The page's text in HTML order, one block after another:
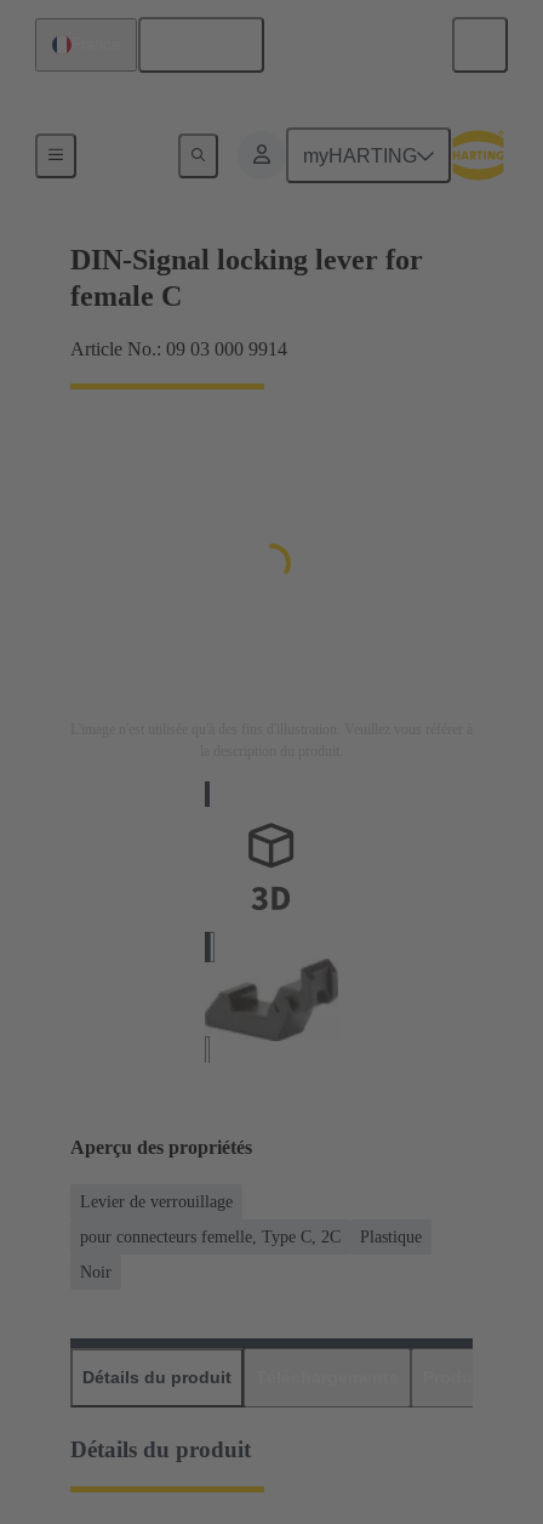
myHARTING
DIN-Signal locking lever for
female C
Article No.: 09 03 000 9914
Aperçu des propriétés
Levier de verrouillage
pour connecteurs femelle, Type C, 2C
Plastique
Noir
Détails du produit
Détails du produit